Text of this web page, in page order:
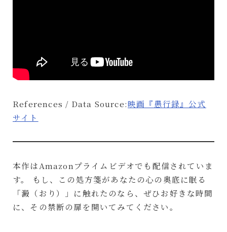
References / Data Source:映画『愚行録』公式
サイト
本作はAmazonプライムビデオでも配信されていま
す。 もし、この処方箋があなたの心の奥底に眠る
「澱（おり）」に触れたのなら、ぜひお好きな時間
に、その禁断の扉を開いてみてください。